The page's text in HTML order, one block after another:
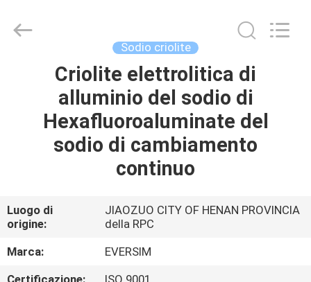
CASA.
PRODOTTI
SU
DI
NOI
Imp.&Exp.Co.,Ltd.
Sodio criolite
Criolite elettrolitica di
alluminio del sodio di
Hexafluoroaluminate del
sodio di cambiamento
continuo
Luogo di
origine:
JIAOZUO CITY OF HENAN PROVINCIA
della RPC
Marca:
EVERSIM